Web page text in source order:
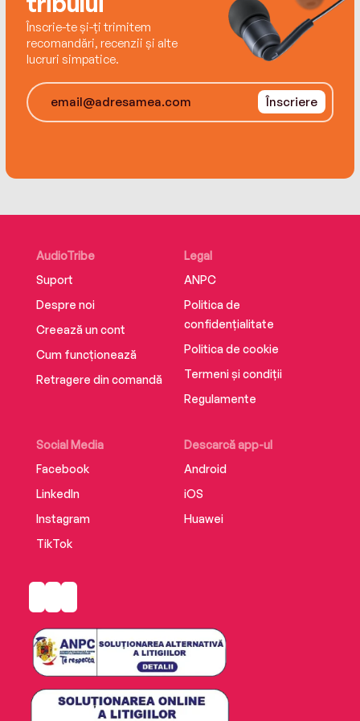
and old.
Înscrie-te și-ți trimitem
recomandări, recenzii și alte
lucruri simpatice.
Înscriere
AudioTribe
Suport
Despre noi
Creează un cont
Cum funcționează
Retragere din comandă
Social Media
Facebook
LinkedIn
Instagram
TikTok
Descarcă app-ul
Android
iOS
Huawei
Legal
ANPC
Politica de
confidențialitate
Politica de cookie
Termeni și condiții
Regulamente